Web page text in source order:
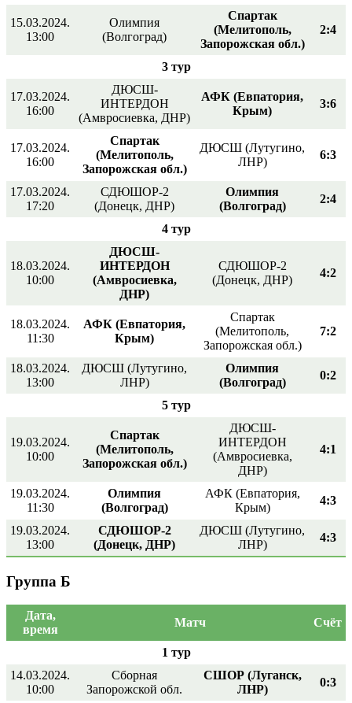
15.03.2024.
13:00
Олимпия
(Волгоград)
Спартак
(Мелитополь,
Запорожская обл.)
2:4
3 тур
17.03.2024.
16:00
ДЮСШ-
ИНТЕРДОН
(Амвросиевка, ДНР)
АФК (Евпатория,
Крым)
3:6
17.03.2024.
16:00
Спартак
(Мелитополь,
Запорожская обл.)
ДЮСШ (Лутугино,
ЛНР)
6:3
17.03.2024.
17:20
СДЮШОР-2
(Донецк, ДНР)
Олимпия
(Волгоград)
2:4
4 тур
18.03.2024.
10:00
ДЮСШ-
ИНТЕРДОН
(Амвросиевка,
ДНР)
СДЮШОР-2
(Донецк, ДНР)
4:2
18.03.2024.
11:30
АФК (Евпатория,
Крым)
Спартак
(Мелитополь,
Запорожская обл.)
7:2
18.03.2024.
13:00
ДЮСШ (Лутугино,
ЛНР)
Олимпия
(Волгоград)
0:2
5 тур
19.03.2024.
10:00
Спартак
(Мелитополь,
Запорожская обл.)
ДЮСШ-
ИНТЕРДОН
(Амвросиевка,
ДНР)
4:1
19.03.2024.
11:30
Олимпия
(Волгоград)
АФК (Евпатория,
Крым)
4:3
19.03.2024.
13:00
СДЮШОР-2
(Донецк, ДНР)
ДЮСШ (Лутугино,
ЛНР)
4:3
Группа Б
Дата,
время
Матч Счёт
1 тур
14.03.2024.
10:00
Сборная
Запорожской обл.
СШОР (Луганск,
ЛНР)
0:3